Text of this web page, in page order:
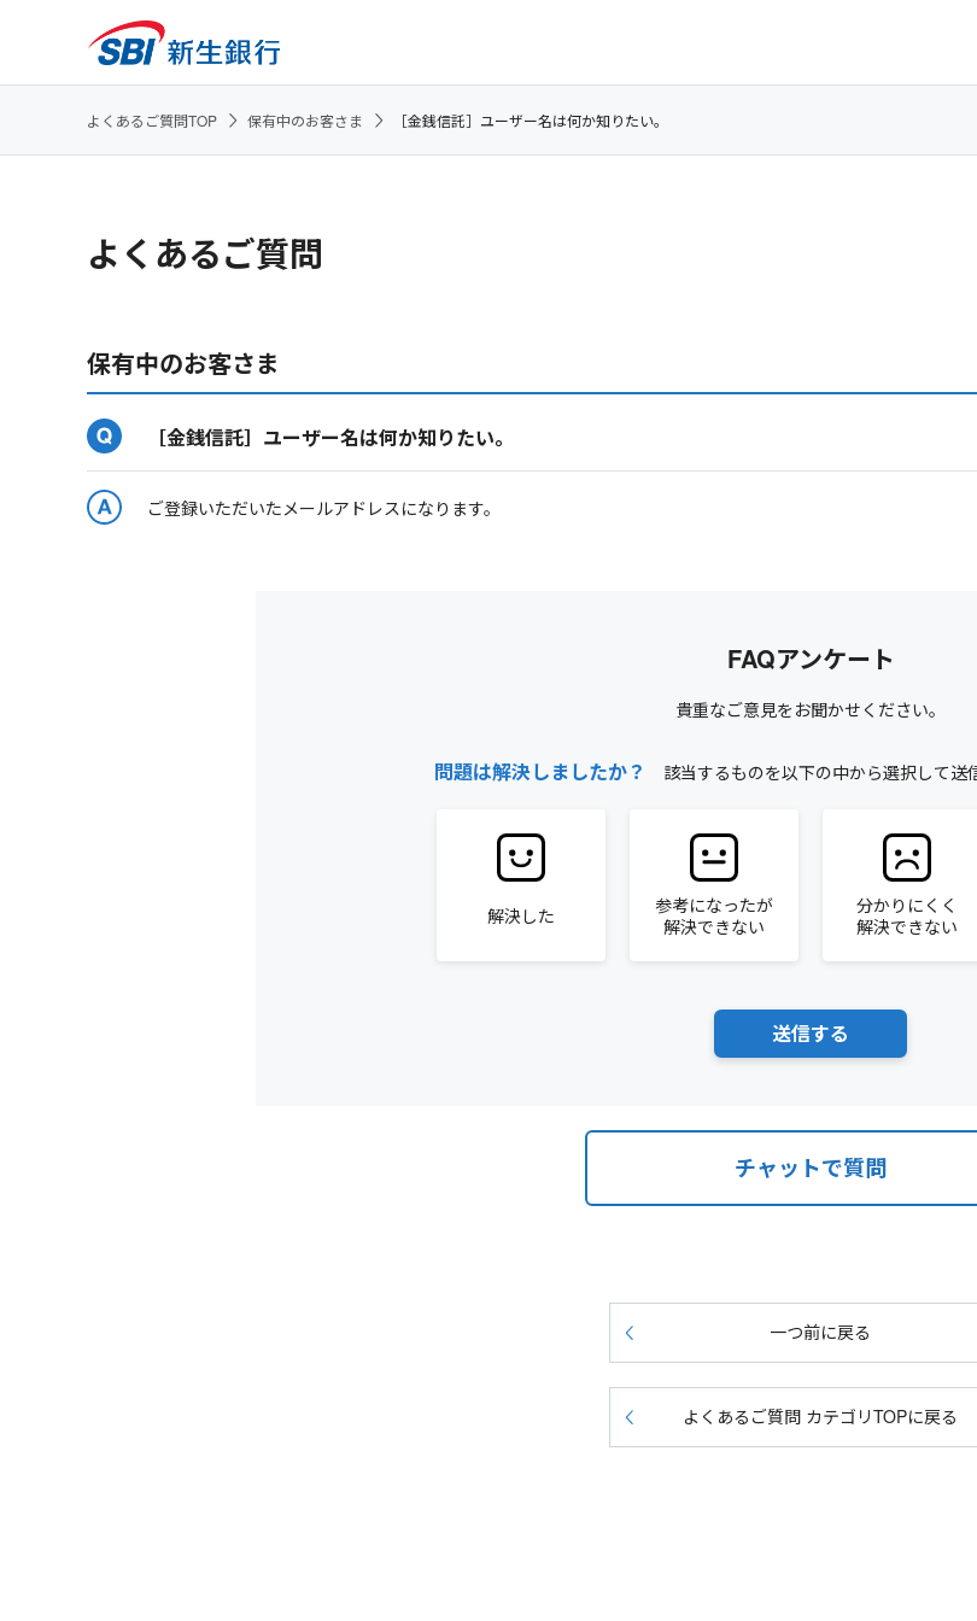
よくあるご質問TOP 保有中のお客さま ［金銭信託］ユーザー名は何か知りたい。
よくあるご質問
保有中のお客さま
［金銭信託］ユーザー名は何か知りたい。
ご登録いただいたメールアドレスになります。
FAQアンケート
貴重なご意見をお聞かせください。
問題は解決しましたか？ 該当するものを以下の中から選択して送
解決した
参考になったが
解決できない
分かりにくく
解決できない
チャットで質問
一つ前に戻る
よくあるご質問 カテゴリTOPに戻る